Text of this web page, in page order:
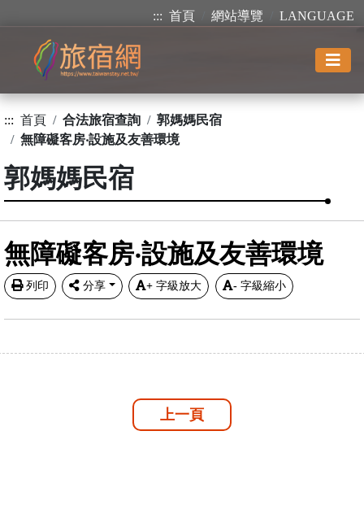
::: 首頁 網站導覽 LANGUAGE
::: 首頁 合法旅宿查詢
郭媽媽民宿
無障礙客房‧設施及友善環境
郭媽媽民宿
無障礙客房‧設施及友善環境
列印 分享 + 字級放大 - 字級縮小
上一頁